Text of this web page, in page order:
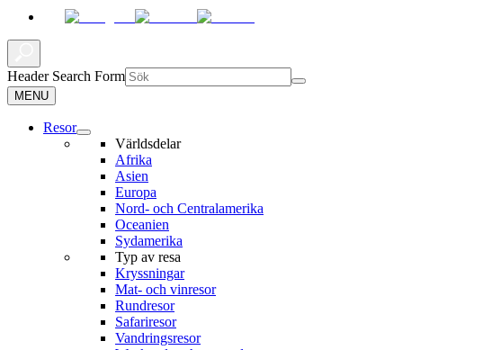
Header Search Form
MENU
Resor
Världsdelar
Afrika
Asien
Europa
Nord- och Centralamerika
Oceanien
Sydamerika
Typ av resa
Kryssningar
Mat- och vinresor
Rundresor
Safariresor
Vandringsresor